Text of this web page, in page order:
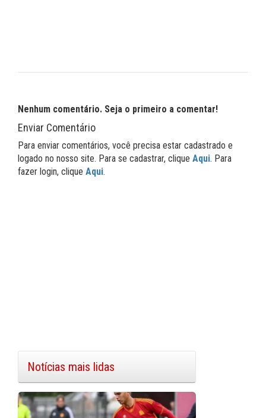
Nenhum comentário. Seja o primeiro a comentar!
Enviar Comentário
Para enviar comentários, você precisa estar cadastrado e
logado no nosso site. Para se cadastrar, clique Aqui. Para
fazer login, clique Aqui.
Notícias mais lidas